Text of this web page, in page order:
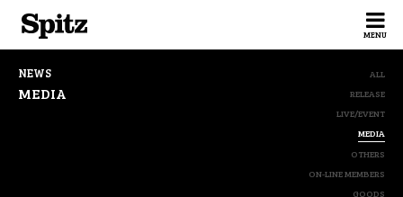
MENU
NEWS
MEDIA
ALL
RELEASE
LIVE/EVENT
MEDIA
OTHERS
ON-LINE MEMBERS
GOODS